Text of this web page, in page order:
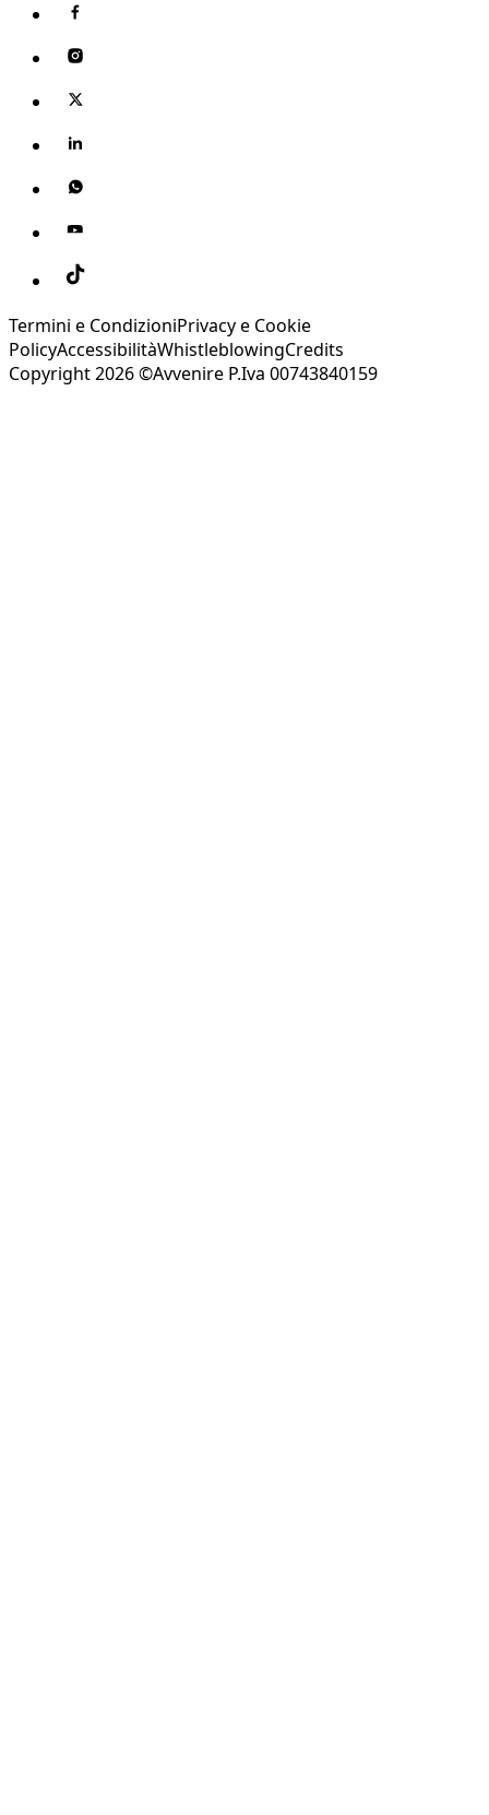
Termini e CondizioniPrivacy e Cookie
PolicyAccessibilitàWhistleblowingCredits
Copyright 2026 ©Avvenire P.Iva 00743840159